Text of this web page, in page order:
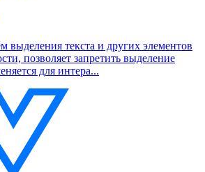
выделения текста и других элементов
позволяет запретить выделение
для интера...